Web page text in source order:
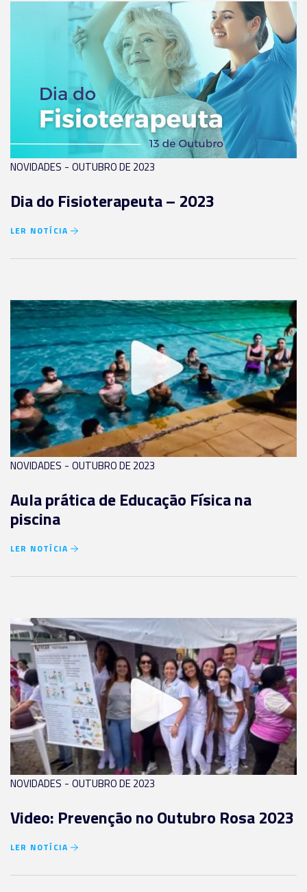
NOVIDADES - OUTUBRO DE 2023
Dia do Fisioterapeuta – 2023
LER NOTÍCIA
NOVIDADES - OUTUBRO DE 2023
Aula prática de Educação Física na
piscina
LER NOTÍCIA
NOVIDADES - OUTUBRO DE 2023
Video: Prevenção no Outubro Rosa 2023
LER NOTÍCIA